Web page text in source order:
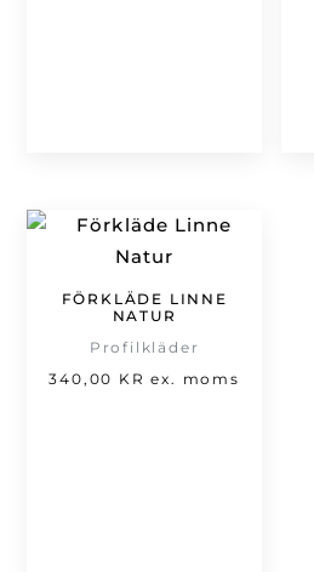
FÖRKLÄDE LINNE
NATUR
Profilkläder
340,00 KR ex. moms